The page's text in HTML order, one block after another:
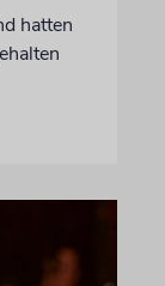
hatten